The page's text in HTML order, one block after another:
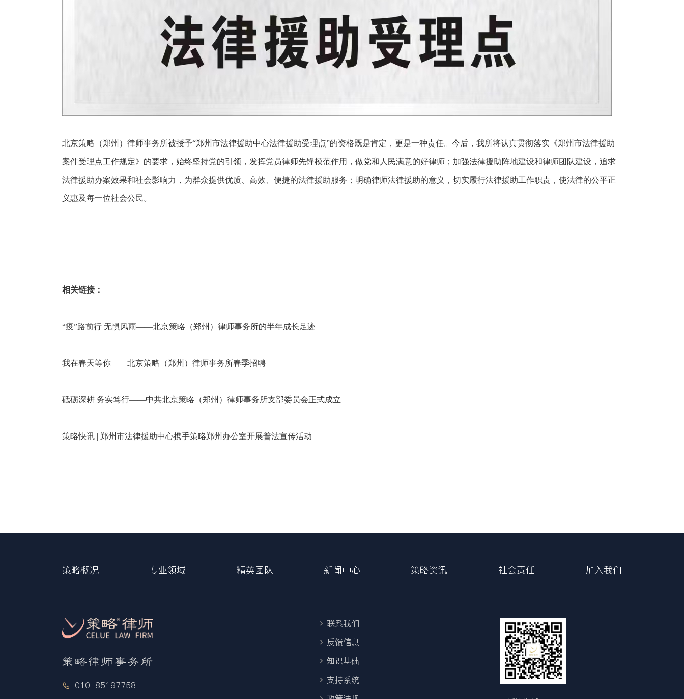
北京策略（郑州）律师事务所被授予“郑州市法律援助中心法律援助受理点”的资格既是肯定，更是一种责任。今后，我所将认真贯彻落实《郑州市法律援助
案件受理点工作规定》的要求，始终坚持党的引领，发挥党员律师先锋模范作用，做党和人民满意的好律师；加强法律援助阵地建设和律师团队建设，追求
法律援助办案效果和社会影响力，为群众提供优质、高效、便捷的法律援助服务；明确律师法律援助的意义，切实履行法律援助工作职责，使法律的公平正
义惠及每一位社会公民。
—————————————————————————————————————————————————
相关链接：
“疫”路前行 无惧风雨——北京策略（郑州）律师事务所的半年成长足迹
我在春天等你——北京策略（郑州）律师事务所春季招聘
砥砺深耕 务实笃行——中共北京策略（郑州）律师事务所支部委员会正式成立
策略快讯 | 郑州市法律援助中心携手策略郑州办公室开展普法宣传活动
策略概况 专业领域 精英团队 新闻中心 策略资讯 社会责任 加入我们
010-85197758
联系我们
反馈信息
知识基础
支持系统